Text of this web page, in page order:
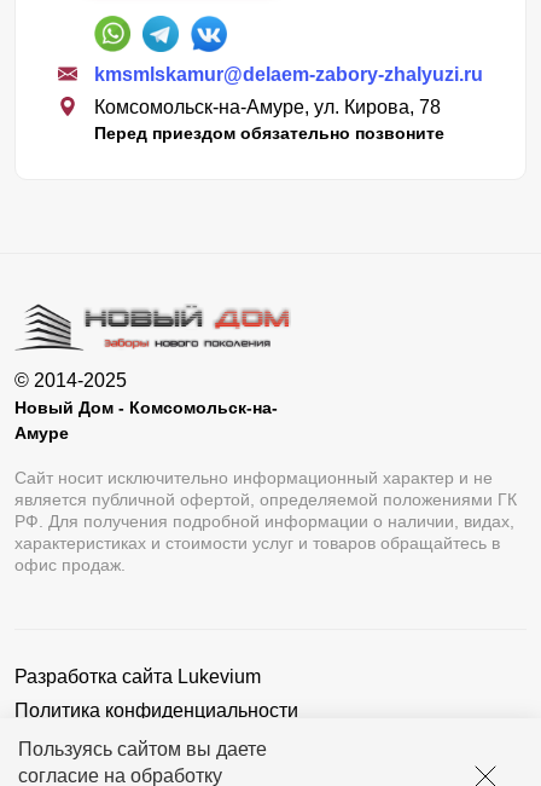
Пользуясь сайтом вы даете
согласие на обработку
kmsmlskamur@delaem-zabory-zhalyuzi.ru
Комсомольск-на-Амуре, ул. Кирова, 78
Перед приездом обязательно позвоните
© 2014-2025
Новый Дом - Комсомольск-на-
Амуре
Сайт носит исключительно информационный характер и не
является публичной офертой, определяемой положениями ГК
РФ. Для получения подробной информации о наличии, видах,
характеристиках и стоимости услуг и товаров обращайтесь в
офис продаж.
Разработка сайта Lukevium
Политика конфиденциальности
Пользовательское соглашение